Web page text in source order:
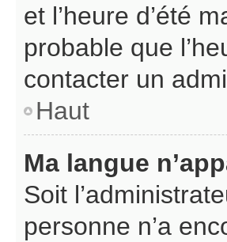
et l’heure d’été
probable que
contacter un
Haut
Ma langue
Soit
personne n’a